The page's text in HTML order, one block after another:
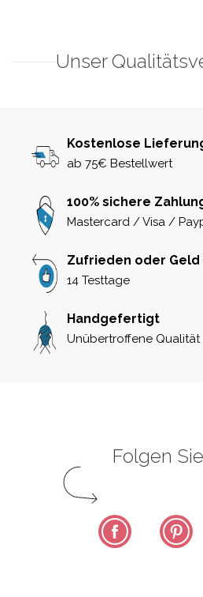
Unser
Kostenlose
ab 75€ Bestellwert
100% sichere
Mastercard / Visa /
Zufrieden oder Geld
14 Testtage
Handgefertigt
Unübertroffene Qualität
Folgen
Facebook